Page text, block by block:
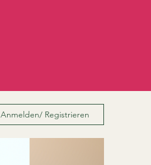
Anmelden/ Registrieren